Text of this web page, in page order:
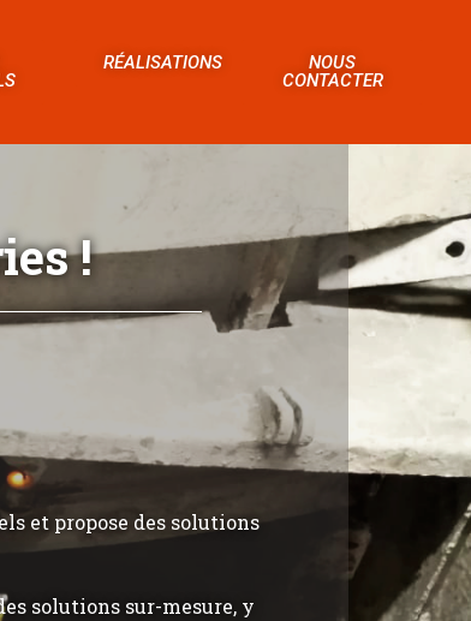
RÉALISATIONS
NOUS
CONTACTER
!
et propose des solutions
solutions sur-mesure, y